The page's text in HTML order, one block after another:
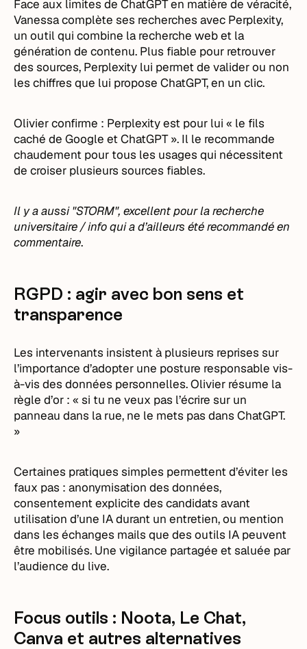
Face aux limites de ChatGPT en matière de véracité,
Vanessa complète ses recherches avec Perplexity,
un outil qui combine la recherche web et la
génération de contenu. Plus fiable pour retrouver
des sources, Perplexity lui permet de valider ou non
les chiffres que lui propose ChatGPT, en un clic.
Olivier confirme : Perplexity est pour lui « le fils
caché de Google et ChatGPT ». Il le recommande
chaudement pour tous les usages qui nécessitent
de croiser plusieurs sources fiables.
Il y a aussi "STORM", excellent pour la recherche
universitaire / info qui a d’ailleurs été recommandé en
commentaire.
RGPD : agir avec bon sens et
transparence
Les intervenants insistent à plusieurs reprises sur
l’importance d’adopter une posture responsable vis-
à-vis des données personnelles. Olivier résume la
règle d’or : « si tu ne veux pas l’écrire sur un
panneau dans la rue, ne le mets pas dans ChatGPT.
»
Certaines pratiques simples permettent d’éviter les
faux pas : anonymisation des données,
consentement explicite des candidats avant
utilisation d’une IA durant un entretien, ou mention
dans les échanges mails que des outils IA peuvent
être mobilisés. Une vigilance partagée et saluée par
l’audience du live.
Focus outils : Noota, Le Chat,
Canva et autres alternatives